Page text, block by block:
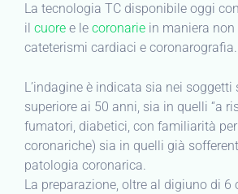
La tecnologia TC disponibile oggi
il cuore e le coronarie in maniera
cateterismi cardiaci e coronarografia.
L’indagine è indicata sia nei soggetti
superiore ai 50 anni, sia in quelli “a
fumatori, diabetici, con familiarità
coronariche) sia in quelli già
patologia coronarica.
La preparazione, oltre al digiuno di 6